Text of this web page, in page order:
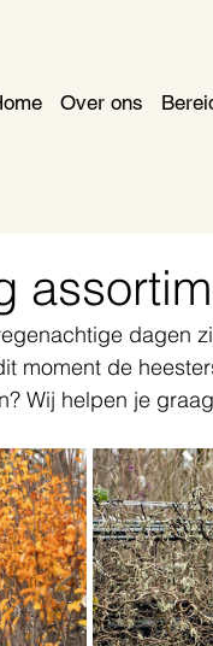
Over ons
dagen
moment de
Wij helpen je